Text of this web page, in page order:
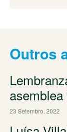
Outros
23 Setembro, 2022